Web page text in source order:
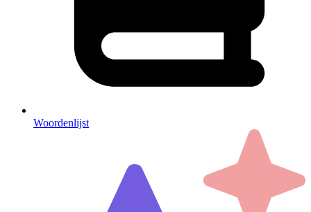
Woordenlijst